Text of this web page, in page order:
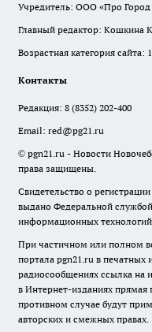
Учредитель: ООО «Про Город
Главный редактор: Кошкина
Возрастная категория сайта:
Контакты
Редакция: 8 (8352) 202-400
Email: red@pg21.ru
© pgn21.ru - Новости
права защищены.
Свидетельство о
выдано Федеральной
информационных
При частичном или полном
портала pgn21.ru в печатных
радиосообщениях ссылка на
в Интернет-изданиях прямая
противном случае будут
авторских и смежных правах.